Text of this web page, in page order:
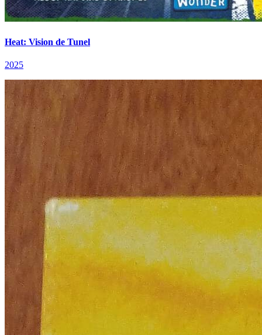
Heat: Vision de Tunel
2025